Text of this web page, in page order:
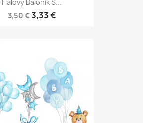
Fialový Balónik S...
3,50 €3,33 €